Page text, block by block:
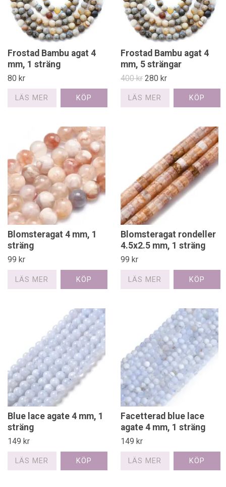
Frostad Bambu agat 4
mm, 1 sträng
80 kr
LÄS MER
Frostad Bambu agat 4
mm, 5 strängar
400 kr 280 kr
LÄS MER
Blomsteragat 4 mm, 1
sträng
99 kr
LÄS MER
Blomsteragat rondeller
4.5x2.5 mm, 1 sträng
99 kr
LÄS MER
Blue lace agate 4 mm, 1
sträng
149 kr
LÄS MER
Facetterad blue lace
agate 4 mm, 1 sträng
149 kr
LÄS MER